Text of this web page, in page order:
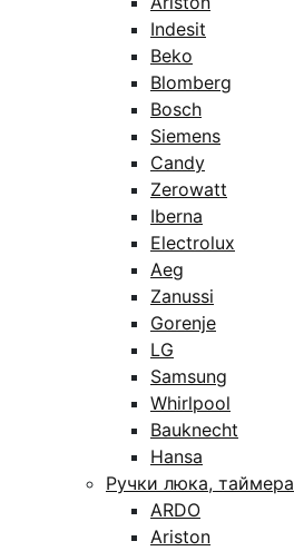
Indesit
Beko
Blomberg
Bosch
Siemens
Candy
Zerowatt
Iberna
Electrolux
Aeg
Zanussi
Gorenje
LG
Samsung
Whirlpool
Bauknecht
Hansa
Ручки люка, таймера
ARDO
Ariston